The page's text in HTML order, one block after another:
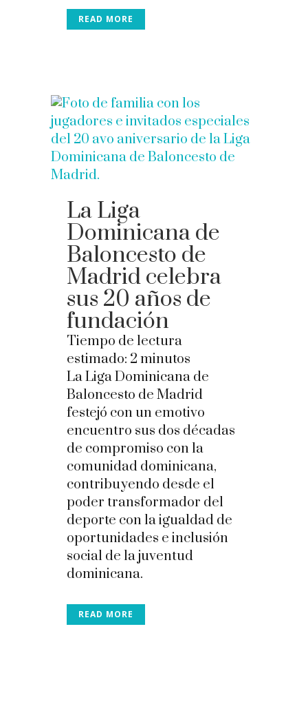
READ MORE
La Liga
Dominicana de
Baloncesto de
Madrid celebra
sus 20 años de
fundación
Tiempo de lectura
estimado: 2 minutos
La Liga Dominicana de
Baloncesto de Madrid
festejó con un emotivo
encuentro sus dos décadas
de compromiso con la
comunidad dominicana,
contribuyendo desde el
poder transformador del
deporte con la igualdad de
oportunidades e inclusión
social de la juventud
dominicana.
READ MORE